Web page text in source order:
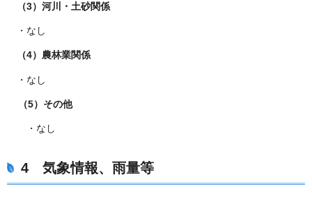
（3）河川・土砂関係
・なし
（4）農林業関係
・なし
（5）その他
・なし
4 気象情報、雨量等